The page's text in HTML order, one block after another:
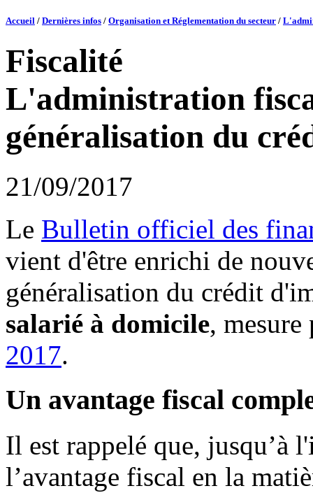
Accueil / Dernières infos / Organisation et Réglementation du secteur /
Fiscalité
L'administration
généralisation du
21/09/2017
Le Bulletin officiel des
vient d'être enrichi de
généralisation du crédit
salarié à domicile,
2017.
Un avantage fiscal
Il est rappelé que, jusqu’à
l’avantage fiscal en la